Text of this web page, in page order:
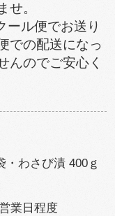
せ。
ール便でお送り
での配送になっ
んのでご安心く
・わさび漬 400ｇ
業日程度